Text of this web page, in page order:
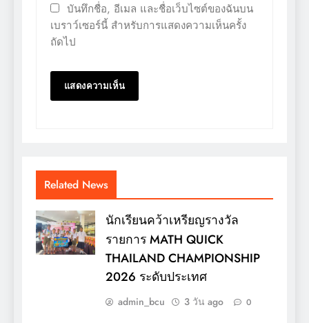
บันทึกชื่อ, อีเมล และชื่อเว็บไซต์ของฉันบน
เบราว์เซอร์นี้ สำหรับการแสดงความเห็นครั้ง
ถัดไป
Related News
นักเรียนคว้าเหรียญรางวัล
รายการ MATH QUICK
THAILAND CHAMPIONSHIP
2026 ระดับประเทศ
admin_bcu 3 วัน ago 0